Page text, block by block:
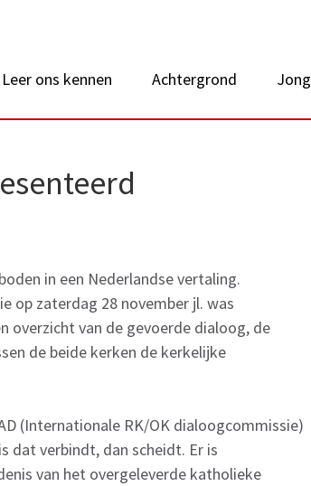
Leer ons kennen Achtergrond Jong
in een Nederlandse vertaling.
op zaterdag 28 november jl. was
overzicht van de gevoerde dialoog, de
de beide kerken de kerkelijke
(Internationale RK/OK dialoogcommissie)
dat verbindt, dan scheidt. Er is
van het overgeleverde katholieke